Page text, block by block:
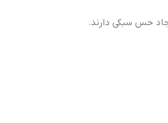
حس سبکی دارند.